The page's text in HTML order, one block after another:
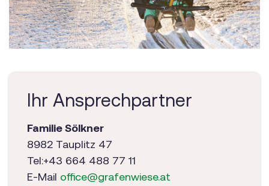
Ihr Ansprechpartner
Familie Sölkner
8982 Tauplitz 47
Tel:+43 664 488 77 11
E-Mail office@grafenwiese.at